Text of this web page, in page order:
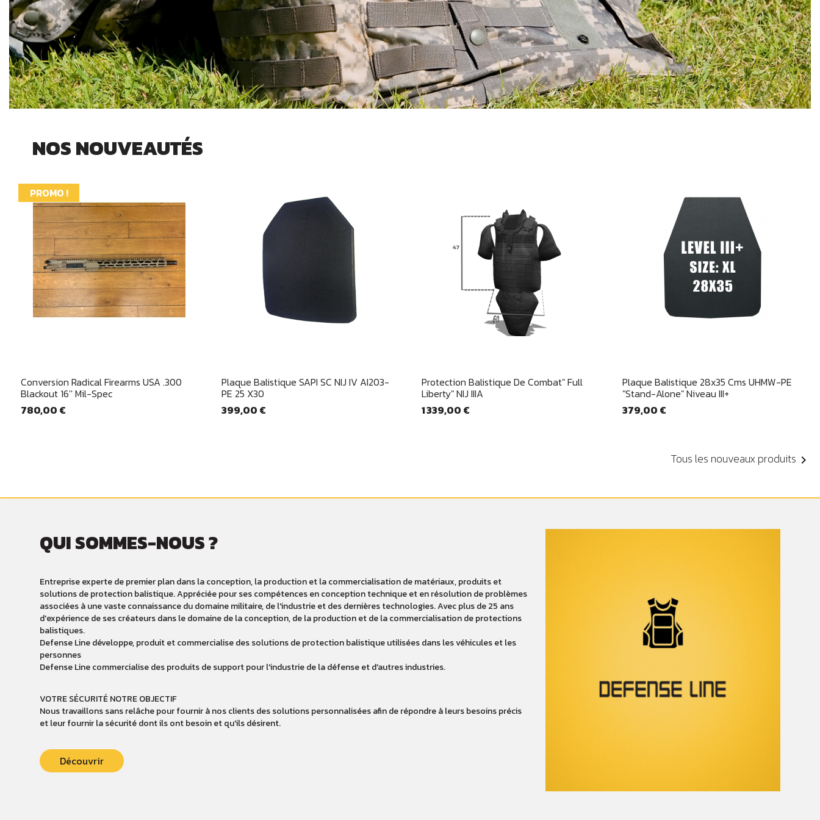
NOS NOUVEAUTÉS
Aperçu rapide
Conversion Radical Firearms USA .300
Blackout 16'' Mil-Spec
780,00 €
PROMO !
Aperçu rapide
Plaque Balistique SAPI SC NIJ IV AI203-
PE 25 X30
399,00 €
Aperçu rapide
Protection Balistique De Combat" Full
Liberty" NIJ IIIA
1 339,00 €
Aperçu rapide
Plaque Balistique 28x35 Cms UHMW-PE
"Stand-Alone" Niveau III+
379,00 €
Tous les nouveaux produits 
QUI SOMMES-NOUS ?
Entreprise experte de premier plan dans la conception, la production et la commercialisation de matériaux, produits et
solutions de protection balistique. Appréciée pour ses compétences en conception technique et en résolution de problèmes
associées à une vaste connaissance du domaine militaire, de l'industrie et des dernières technologies. Avec plus de 25 ans
d'expérience de ses créateurs dans le domaine de la conception, de la production et de la commercialisation de protections
balistiques.
Defense Line développe, produit et commercialise des solutions de protection balistique utilisées dans les véhicules et les
personnes
Defense Line commercialise des produits de support pour l'industrie de la défense et d'autres industries.
VOTRE SÉCURITÉ NOTRE OBJECTIF
Nous travaillons sans relâche pour fournir à nos clients des solutions personnalisées afin de répondre à leurs besoins précis
et leur fournir la sécurité dont ils ont besoin et qu'ils désirent.
Découvrir